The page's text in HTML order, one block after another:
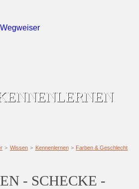
Wissen Kennenlernen
Farben & Geschlecht
- SCHECKE -